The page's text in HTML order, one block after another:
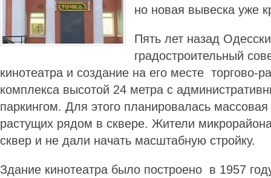
но новая вывеска уже
Пять лет назад
градостроительный
кинотеатра и создание на его месте торгово-
комплекса высотой 24 метра с
паркингом. Для этого планировалась
растущих рядом в сквере. Жители
сквер и не дали начать масштабную стройку.
Здание кинотеатра было построено в 1957